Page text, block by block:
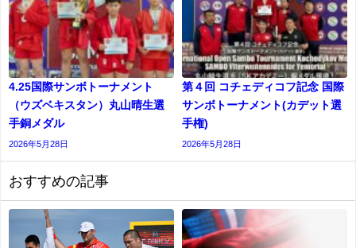
4.25国際サンボトーナメント
（ウズベキスタン）丸山晴生選
手銅メダル
2026年5月28日
第４回 コチェディコフ記念 国際
サンボトーナメント(カデット選
⼿権)
2026年5月28日
おすすめの記事